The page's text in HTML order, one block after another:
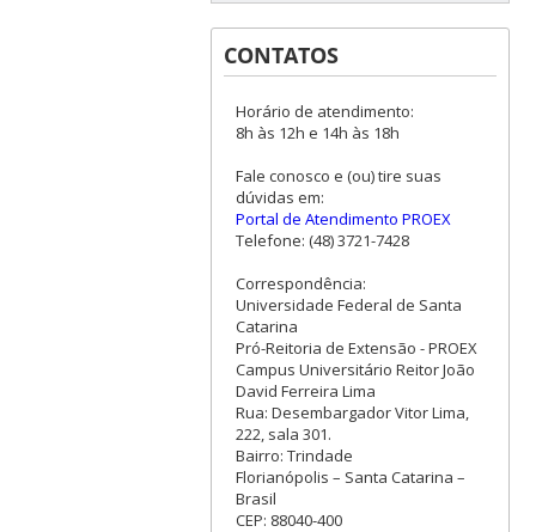
CONTATOS
Horário de atendimento:
8h às 12h e 14h às 18h
Fale conosco e (ou) tire suas
dúvidas em:
Portal de Atendimento PROEX
Telefone: (48) 3721-7428
Correspondência:
Universidade Federal de Santa
Catarina
Pró-Reitoria de Extensão - PROEX
Campus Universitário Reitor João
David Ferreira Lima
Rua: Desembargador Vitor Lima,
222, sala 301.
Bairro: Trindade
Florianópolis – Santa Catarina –
Brasil
CEP: 88040-400